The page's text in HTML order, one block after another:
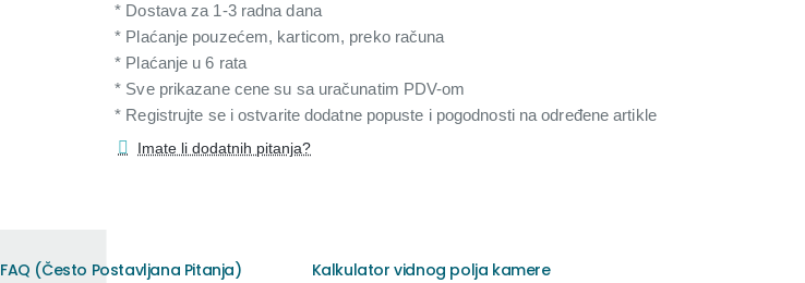
* Dostava za 1-3 radna dana
* Plaćanje pouzećem, karticom, preko računa
* Plaćanje u 6 rata
* Sve prikazane cene su sa uračunatim PDV-om
* Registrujte se i ostvarite dodatne popuste i pogodnosti na određene artikle
Imate li dodatnih pitanja?
FAQ (Često Postavljana Pitanja) Kalkulator vidnog polja kamere